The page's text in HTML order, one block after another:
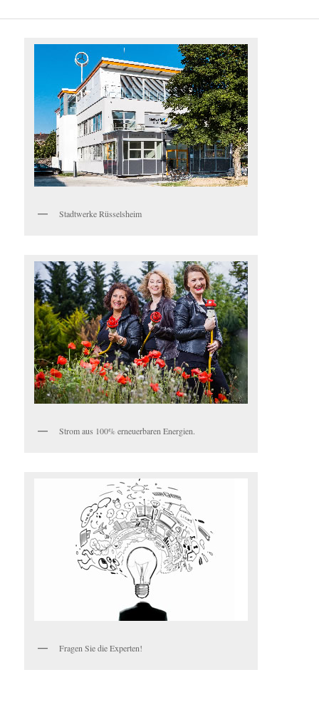
Stadtwerke Rüsselsheim
Strom aus 100% erneuerbaren Energien.
Fragen Sie die Experten!